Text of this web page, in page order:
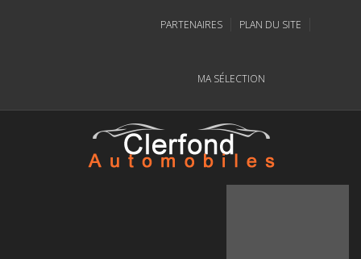
PARTENAIRES PLAN DU SITE
MA SÉLECTION